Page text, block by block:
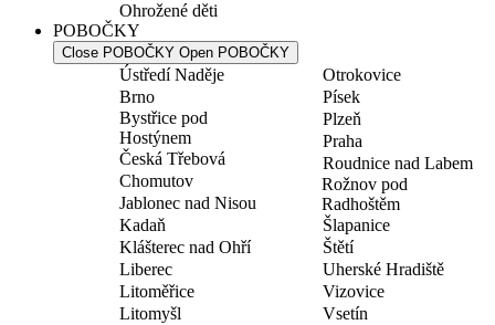
Ohrožené děti
POBOČKY
Close POBOČKY Open POBOČKY
Ústředí Naděje
Brno
Bystřice pod
Hostýnem
Česká Třebová
Chomutov
Jablonec nad Nisou
Kadaň
Klášterec nad Ohří
Liberec
Litoměřice
Litomyšl
Otrokovice
Písek
Plzeň
Praha
Roudnice nad Labem
Rožnov pod
Radhoštěm
Šlapanice
Štětí
Uherské Hradiště
Vizovice
Vsetín